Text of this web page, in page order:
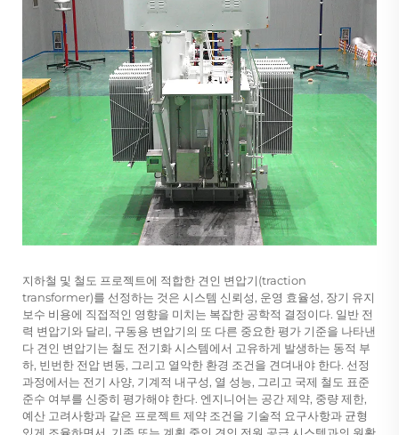
지하철 및 철도 프로젝트에 적합한 견인 변압기(traction
transformer)를 선정하는 것은 시스템 신뢰성, 운영 효율성, 장기 유지
보수 비용에 직접적인 영향을 미치는 복잡한 공학적 결정이다. 일반 전
력 변압기와 달리, 구동용 변압기의 또 다른 중요한 평가 기준을 나타낸
다 견인 변압기는 철도 전기화 시스템에서 고유하게 발생하는 동적 부
하, 빈번한 전압 변동, 그리고 열악한 환경 조건을 견뎌내야 한다. 선정
과정에서는 전기 사양, 기계적 내구성, 열 성능, 그리고 국제 철도 표준
준수 여부를 신중히 평가해야 한다. 엔지니어는 공간 제약, 중량 제한,
예산 고려사항과 같은 프로젝트 제약 조건을 기술적 요구사항과 균형